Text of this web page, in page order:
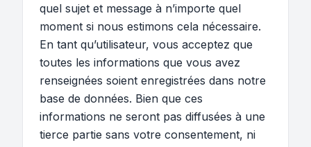
quel sujet et message à n’importe quel
moment si nous estimons cela nécessaire.
En tant qu’utilisateur, vous acceptez que
toutes les informations que vous avez
renseignées soient enregistrées dans notre
base de données. Bien que ces
informations ne seront pas diffusées à une
tierce partie sans votre consentement, ni